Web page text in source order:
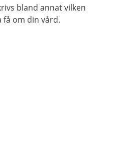
bland annat vilken
om din vård.